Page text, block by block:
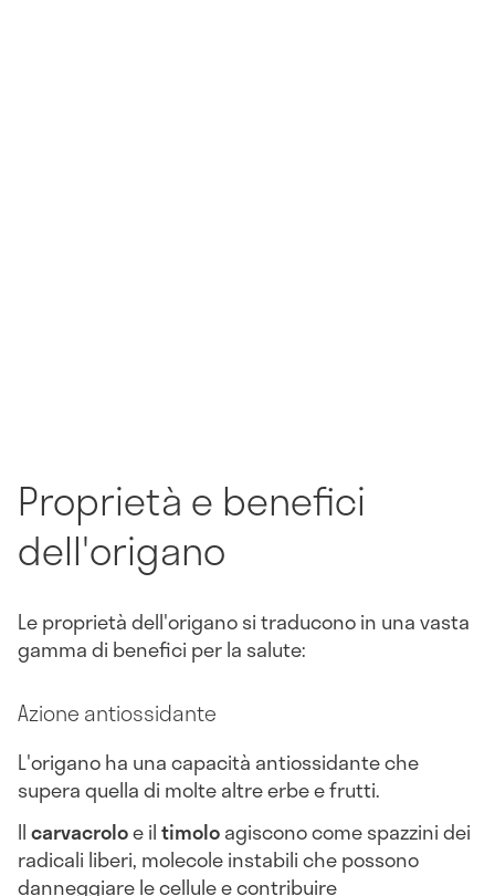
Proprietà e benefici
dell'origano
Le proprietà dell'origano si traducono in una vasta
gamma di benefici per la salute:
Azione antiossidante
L'origano ha una capacità antiossidante che
supera quella di molte altre erbe e frutti.
Ilcarvacroloe iltimoloagiscono come spazzini dei
radicali liberi, molecole instabili che possono
danneggiare le cellule e contribuire